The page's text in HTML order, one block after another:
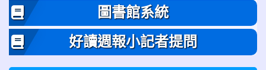
圖書館系統
好讀週報小記者提問